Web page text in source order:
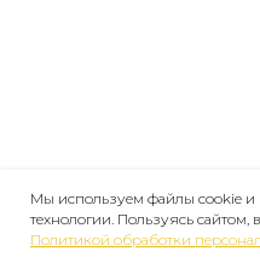
Мы используем файлы cookie и
технологии. Пользуясь сайтом,
Политикой обработки